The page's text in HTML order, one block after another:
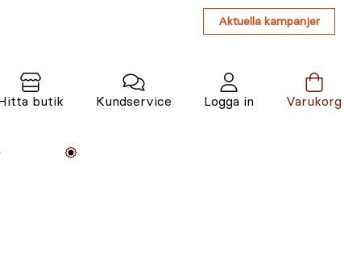
Aktuella kampanjer
butik Kundservice Logga in Varukorg